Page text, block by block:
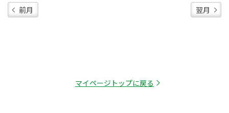
前月 翌月
マイページトップに戻る